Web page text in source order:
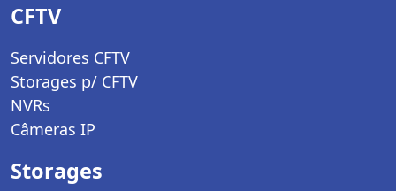
CFTV
Servidores CFTV
Storages p/ CFTV
NVRs
Câmeras IP
Storages